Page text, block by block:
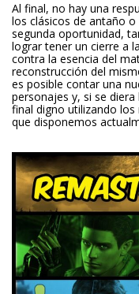
Al final, no hay una
los clásicos de antaño
segunda oportunidad,
lograr tener un cierre a
contra la esencia del
reconstrucción del
es posible contar una
personajes y, si se
final digno utilizando
que disponemos